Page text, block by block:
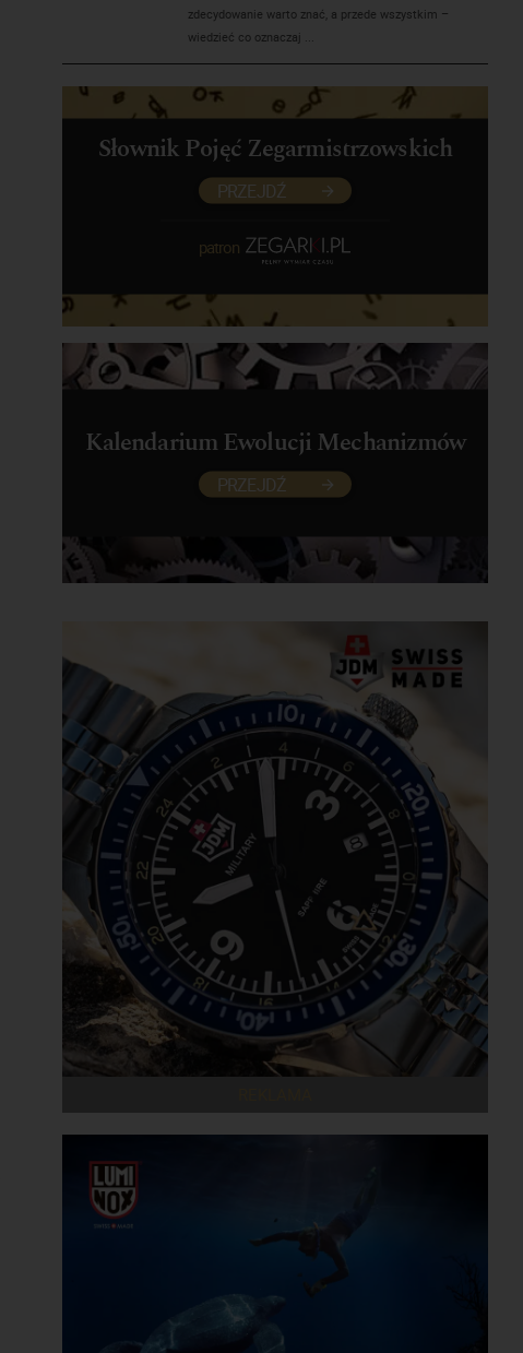
zdecydowanie warto znać, a przede wszystkim –
wiedzieć co oznaczaj ...
Słownik Pojęć Zegarmistrzowskich
PRZEJDŹ
patron
Kalendarium Ewolucji Mechanizmów
PRZEJDŹ